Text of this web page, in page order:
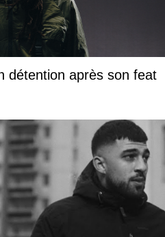
détention après son feat